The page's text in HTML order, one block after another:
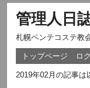
管理人日
札幌ペンテコステ教
トップページ ロ
2019年02月の記事は